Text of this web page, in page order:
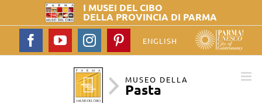
I MUSEI DELCIBO
DELLA PROVINCIA DI PARMA
ENGLISH
FacebookYouTubeInstagramPinterest
MUSEO DELLA
Pasta